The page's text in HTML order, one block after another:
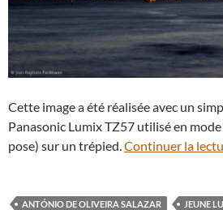
Cette image a été réalisée avec un
Panasonic Lumix TZ57 utilisé en
pose) sur un trépied. Continuer la
ANTÓNIO DE OLIVEIRA SALAZAR JEUNE